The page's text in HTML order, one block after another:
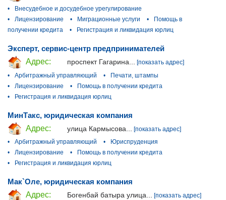
•
Внесудебное и досудебное урегулирование
•
Лицензирование • Миграционные услуги •
Помощь в
получении кредита
• Регистрация и ликвидация юрлиц
Эксперт, сервис-центр предпринимателей
Адрес:
проспект Гагарина...
[показать адрес]
•
Арбитражный управляющий •
Печати, штампы
•
Лицензирование •
Помощь в получении кредита
•
Регистрация и ликвидация юрлиц
МинТакс, юридическая компания
Адрес:
улица Кармысова...
[показать адрес]
•
Арбитражный управляющий •
Юриспруденция
•
Лицензирование •
Помощь в получении кредита
•
Регистрация и ликвидация юрлиц
Мак`Оле, юридическая компания
Адрес:
Богенбай батыра улица... [показать адрес]